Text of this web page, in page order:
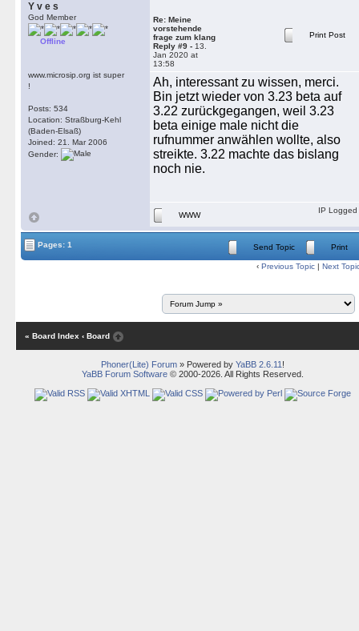
Y v e s
God Member
Offline
www.microsip.org ist super
!
Posts: 534
Location: Straßburg-Kehl
(Baden-Elsaß)
Joined: 21. Mar 2006
Gender:
Re: Meine
vorstehende
frage zum klang
Reply #9 - 13.
Jan 2020 at
13:58
Print Post
Ah, interessant zu wissen, merci.
Bin jetzt wieder von 3.23 beta auf
3.22 zurückgegangen, weil 3.23
beta einige male nicht die
rufnummer anwählen wollte, also
streikte. 3.22 machte das bislang
noch nie.
WWW
IP Logged
Pages: 1 Send Topic Print
‹ Previous Topic | Next
« Board Index ‹ Board
Phoner(Lite) Forum» Powered by YaBB 2.6.11 !
YaBB Forum Software© 2000-2026. All Rights Reserved.